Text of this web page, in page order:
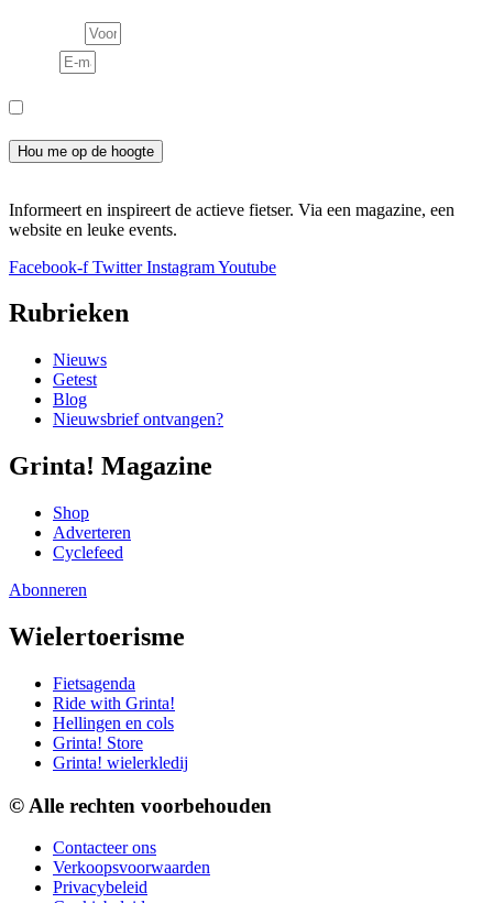
Hou me op de hoogte
Informeert en inspireert de actieve fietser. Via een magazine, een
website en leuke events.
Facebook-f Twitter InstagramYoutube
Rubrieken
Nieuws
Getest
Blog
Nieuwsbrief ontvangen?
Grinta! Magazine
Shop
Adverteren
Cyclefeed
Abonneren
Wielertoerisme
Fietsagenda
Ride with Grinta!
Hellingen en cols
Grinta! Store
Grinta! wielerkledij
© Alle rechten voorbehouden
Contacteer ons
Verkoopsvoorwaarden
Privacybeleid